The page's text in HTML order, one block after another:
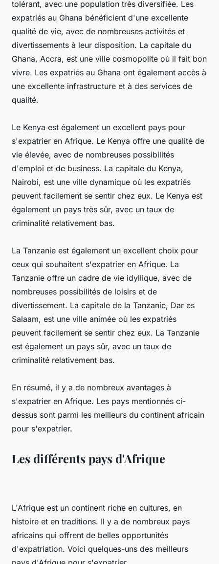
tolérant, avec une population très diversifiée. Les
expatriés au Ghana bénéficient d'une excellente
qualité de vie, avec de nombreuses activités et
divertissements à leur disposition. La capitale du
Ghana, Accra, est une ville cosmopolite où il fait bon
vivre. Les expatriés au Ghana ont également accès à
une excellente infrastructure et à des services de
qualité.
Le Kenya est également un excellent pays pour
s'expatrier en Afrique. Le Kenya offre une qualité de
vie élevée, avec de nombreuses possibilités
d'emploi et de business. La capitale du Kenya,
Nairobi, est une ville dynamique où les expatriés
peuvent facilement se sentir chez eux. Le Kenya est
également un pays très sûr, avec un taux de
criminalité relativement bas.
La Tanzanie est également un excellent choix pour
ceux qui souhaitent s'expatrier en Afrique. La
Tanzanie offre un cadre de vie idyllique, avec de
nombreuses possibilités de loisirs et de
divertissement. La capitale de la Tanzanie, Dar es
Salaam, est une ville animée où les expatriés
peuvent facilement se sentir chez eux. La Tanzanie
est également un pays sûr, avec un taux de
criminalité relativement bas.
En résumé, il y a de nombreux avantages à
s'expatrier en Afrique. Les pays mentionnés ci-
dessus sont parmi les meilleurs du continent africain
pour s'expatrier.
Les différents pays d'Afrique
L'Afrique est un continent riche en cultures, en
histoire et en traditions. Il y a de nombreux pays
africains qui offrent de belles opportunités
d'expatriation. Voici quelques-uns des meilleurs